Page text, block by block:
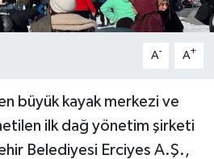
A- A+
büyük kayak merkezi ve
ilk dağ yönetim şirketi
Belediyesi Erciyes A.Ş.,